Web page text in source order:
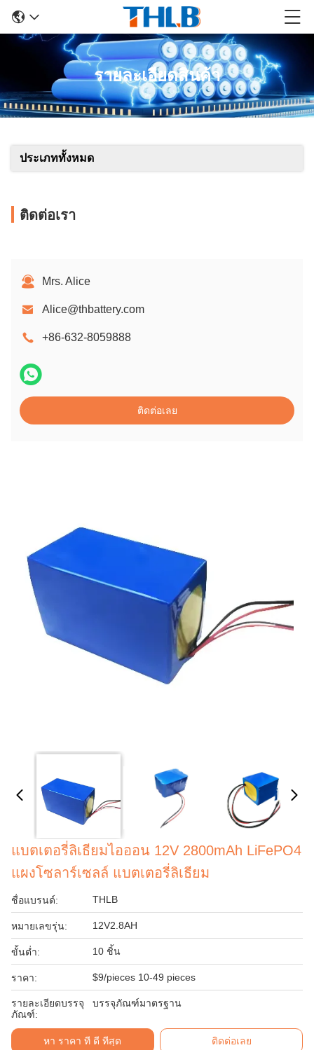
รายละเอียดสินค้า
ประเภททั้งหมด
ติดต่อเรา
Mrs. Alice
Alice@thbattery.com
+86-632-8059888
ติดต่อเลย
แบตเตอรี่ลิเธียมไอออน 12V 2800mAh LiFePO4
แผงโซลาร์เซลล์ แบตเตอรี่ลิเธียม
ชื่อแบรนด์: THLB
หมายเลขรุ่น: 12V2.8AH
ขั้นต่ำ: 10 ชิ้น
ราคา: $9/pieces 10-49 pieces
รายละเอียดบรรจุ
ภัณฑ์:
บรรจุภัณฑ์มาตรฐาน
หา ราคา ที่ ดี ที่สุด ติดต่อเลย